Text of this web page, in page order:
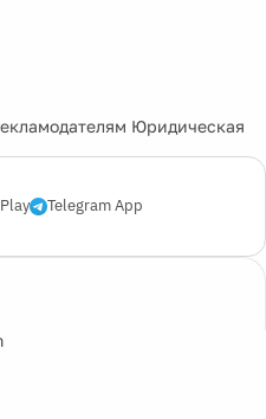
Юридическая
Telegram App